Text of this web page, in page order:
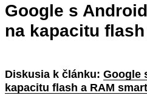
Google s
na kapacitu
Diskusia k článku: Google
kapacitu flash a RAM